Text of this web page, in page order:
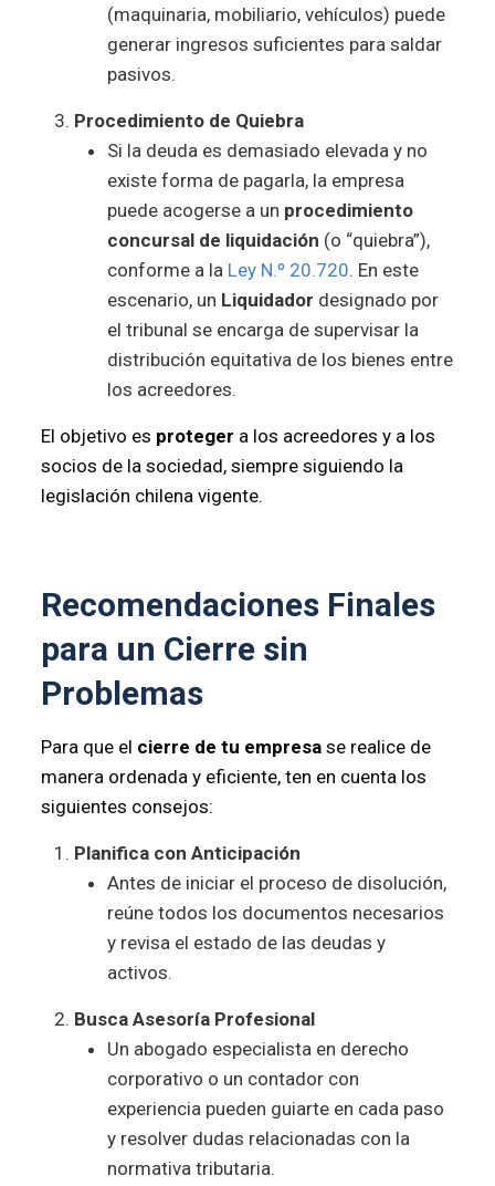
(maquinaria, mobiliario, vehículos) puede
generar ingresos suficientes para saldar
pasivos.
Procedimiento de Quiebra
Si la deuda es demasiado elevada y no
existe forma de pagarla, la empresa
puede acogerse a un procedimiento
concursal de liquidación (o “quiebra”),
conforme a la Ley N.º 20.720. En este
escenario, un Liquidador designado por
el tribunal se encarga de supervisar la
distribución equitativa de los bienes entre
los acreedores.
El objetivo es proteger a los acreedores y a los
socios de la sociedad, siempre siguiendo la
legislación chilena vigente.
Recomendaciones Finales
para un Cierre sin
Problemas
Para que el cierre de tu empresase realice de
manera ordenada y eficiente, ten en cuenta los
siguientes consejos:
Planifica con Anticipación
Antes de iniciar el proceso de disolución,
reúne todos los documentos necesarios
y revisa el estado de las deudas y
activos.
Busca Asesoría Profesional
Un abogado especialista en derecho
corporativo o un contador con
experiencia pueden guiarte en cada paso
y resolver dudas relacionadas con la
normativa tributaria.